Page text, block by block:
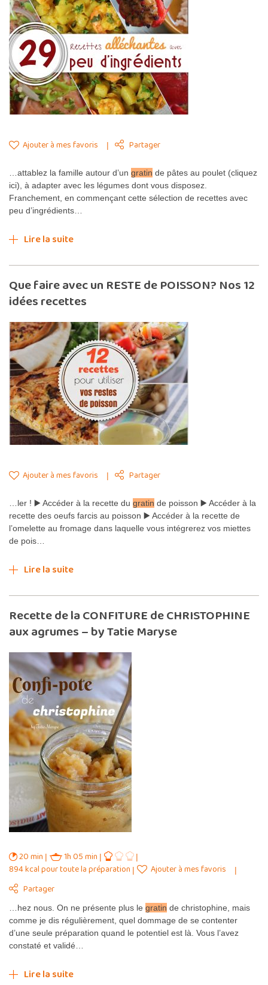
Ajouter à mes favoris Partager
…attablez la famille autour d’un gratin de pâtes au poulet (cliquez
ici), à adapter avec les légumes dont vous disposez.
Franchement, en commençant cette sélection de recettes avec
peu d’ingrédients…
Lire la suite
Que faire avec un RESTE de POISSON? Nos 12
idées recettes
Ajouter à mes favoris Partager
…ler ! ▶️ Accéder à la recette du gratin de poisson ▶️ Accéder à la
recette des oeufs farcis au poisson ▶️ Accéder à la recette de
l’omelette au fromage dans laquelle vous intégrerez vos miettes
de pois…
Lire la suite
Recette de la CONFITURE de CHRISTOPHINE
aux agrumes – by Tatie Maryse
20 min
1h 05 min
894 kcal pour toute la préparation
Ajouter à mes favoris
Partager
…hez nous. On ne présente plus le gratin de christophine, mais
comme je dis régulièrement, quel dommage de se contenter
d’une seule préparation quand le potentiel est là. Vous l’avez
constaté et validé…
Lire la suite